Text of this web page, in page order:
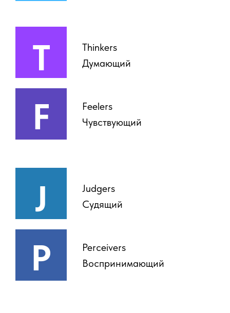
T
J
F
P
Thinkers
Думающий
Feelers
Чувствующий
Judgers
Судящий
Perceivers
Воспринимающий
ОПЛАТИТЬ